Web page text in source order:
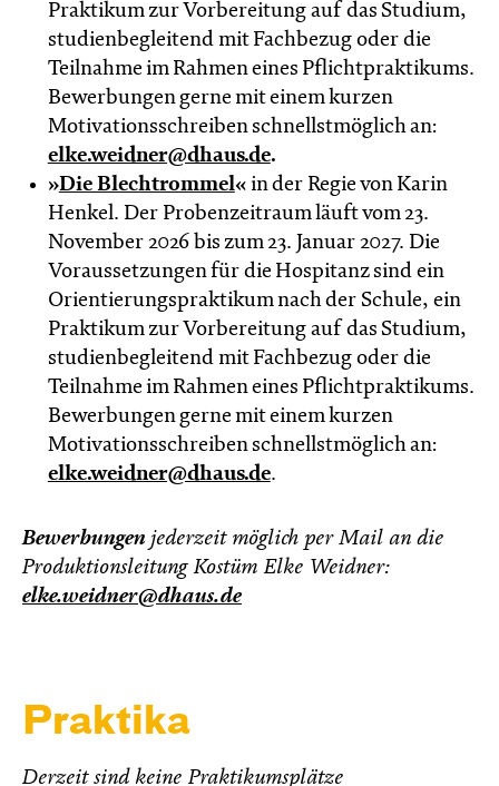
Praktikum zur Vorbereitung auf das Studium,
studienbegleitend mit Fachbezug oder die
Teilnahme im Rahmen eines Pflichtpraktikums.
Bewerbungen gerne mit einem kurzen
Motivationsschreiben schnellstmöglich an:
elke.weidner@dhaus.de.
»Die Blechtrommel«in der Regie von Karin
Henkel. Der Probenzeitraum läuft vom 23.
November 2026 bis zum 23. Januar 2027. Die
Voraussetzungen für die Hospitanz sind ein
Orientierungspraktikum nach der Schule, ein
Praktikum zur Vorbereitung auf das Studium,
studienbegleitend mit Fachbezug oder die
Teilnahme im Rahmen eines Pflichtpraktikums.
Bewerbungen gerne mit einem kurzen
Motivationsschreiben schnellstmöglich an:
elke.weidner@dhaus.de.
Bewerbungenjederzeit möglich per Mail an die
Produktionsleitung Kostüm Elke Weidner:
elke.weidner@dhaus.de
Praktika
Derzeit sind keine Praktikumsplätze